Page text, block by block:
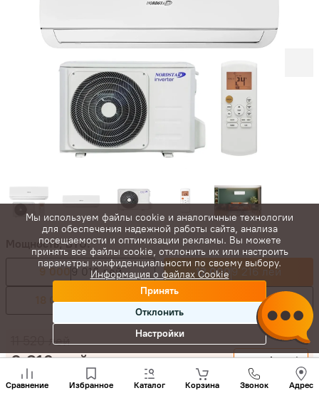
Мощность, BTU:
9 000 9 016 лей 12 000 9 216 лей
18 00015 328 лей 24 00020 488 лей
лей
9 216лей - +
Купить сейчас
Сравнение Избранное Каталог Корзина Звонок Адрес
нам
+(373)
Мы используем файлы cookie и аналогичные технологии
для обеспечения надежной работы сайта, анализа
посещаемости и оптимизации рекламы. Вы можете
принять все файлы cookie, отклонить их или настроить
параметры конфиденциальности по своему выбору.
Информация о файлах Cookie
Принять
Отклонить
Настройки